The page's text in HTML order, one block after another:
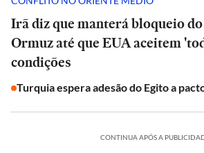
Irã diz que manterá bloqueio
Ormuz até que EUA aceitem
condições
Turquia espera adesão do Egito a
CONTINUA APÓS A